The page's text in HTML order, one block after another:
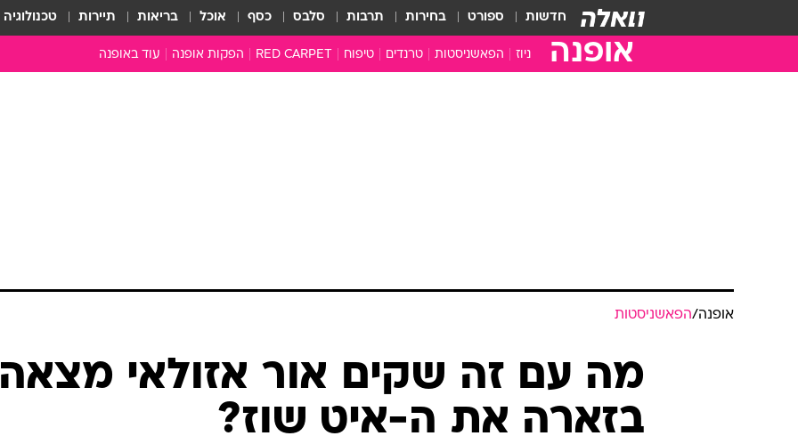
חדשות ספורט בחירות תרבות סלבס כסף אוכל בריאות תיירות טכנולוגיה
אופנה ניוז הפאשניסטות טרנדים טיפוח RED CARPET הפקות אופנה עוד באופנה
סבתא שיק
אופנה/הפאשניסטות
מה עם זה שקים אור אזולאי מצאה
בזארה את ה-איט שוז?